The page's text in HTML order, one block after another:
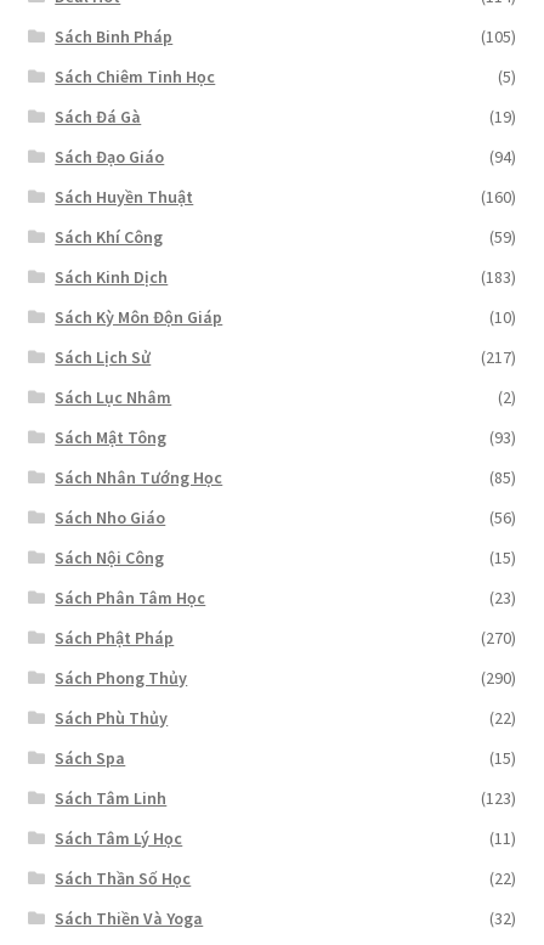
Sách Binh Pháp
(105)
Sách Chiêm Tinh Học
(5)
Sách Đá Gà
(19)
Sách Đạo Giáo
(94)
Sách Huyền Thuật
(160)
Sách Khí Công
(59)
Sách Kinh Dịch
(183)
Sách Kỳ Môn Độn Giáp
(10)
Sách Lịch Sử
(217)
Sách Lục Nhâm
(2)
Sách Mật Tông
(93)
Sách Nhân Tướng Học
(85)
Sách Nho Giáo
(56)
Sách Nội Công
(15)
Sách Phân Tâm Học
(23)
Sách Phật Pháp
(270)
Sách Phong Thủy
(290)
Sách Phù Thủy
(22)
Sách Spa
(15)
Sách Tâm Linh
(123)
Sách Tâm Lý Học
(11)
Sách Thần Số Học
(22)
Sách Thiền Và Yoga
(32)